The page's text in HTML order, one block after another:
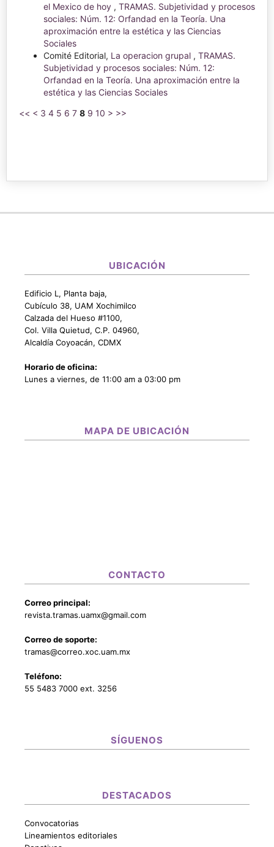
el Mexico de hoy , TRAMAS. Subjetividad y procesos
sociales: Núm. 12: Orfandad en la Teoría. Una
aproximación entre la estética y las Ciencias
Sociales
Comité Editorial, La operacion grupal , TRAMAS.
Subjetividad y procesos sociales: Núm. 12:
Orfandad en la Teoría. Una aproximación entre la
estética y las Ciencias Sociales
<< < 3 4 5 6 7 8 9 10 > >>
UBICACIÓN
Edificio L, Planta baja,
Cubículo 38, UAM Xochimilco
Calzada del Hueso #1100,
Col. Villa Quietud, C.P. 04960,
Alcaldía Coyoacán, CDMX
Horario de oficina:
Lunes a viernes, de 11:00 am a 03:00 pm
MAPA DE UBICACIÓN
CONTACTO
Correo principal:
revista.tramas.uamx@gmail.com
Correo de soporte:
tramas@correo.xoc.uam.mx
Teléfono:
55 5483 7000 ext. 3256
SÍGUENOS
DESTACADOS
Convocatorias
Lineamientos editoriales